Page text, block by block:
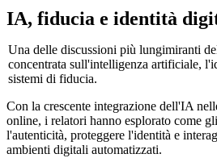
IA, fiducia e identità
Una delle discussioni più lungimiranti
concentrata sull'intelligenza artificiale,
sistemi di fiducia.
Con la crescente integrazione dell'IA
online, i relatori hanno esplorato come
l'autenticità, proteggere l'identità e
ambienti digitali automatizzati.